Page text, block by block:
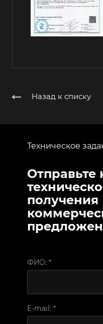
Назад к списку
Техническое
Отправьте
получения
ФИО: *
E-mail: *